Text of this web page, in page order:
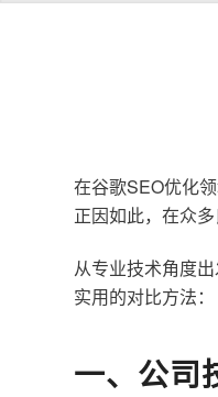
在谷歌SEO优化
正因如此，在众
从专业技术角度
实用的对比方法：
一、公司